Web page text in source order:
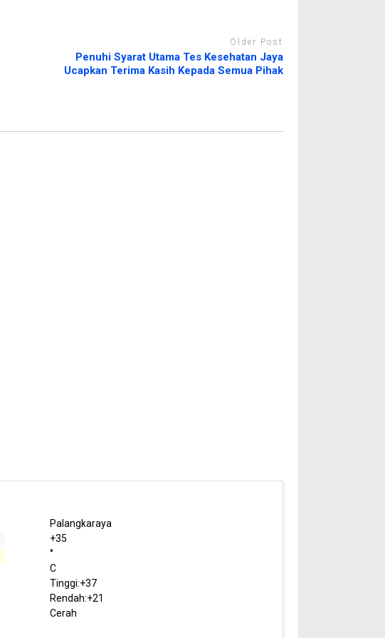
Older Post
Penuhi Syarat Utama Tes Kesehatan Jaya
Ucapkan Terima Kasih Kepada Semua Pihak
Palangkaraya
+35
°
C
Tinggi:+37
Rendah:+21
Cerah